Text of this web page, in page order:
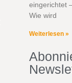
eingerichtet
Wie wird
Weiterlesen »